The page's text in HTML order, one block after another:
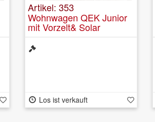
Artikel: 353
Wohnwagen QEK Junior
mit Vorzelt& Solar
Los ist verkauft